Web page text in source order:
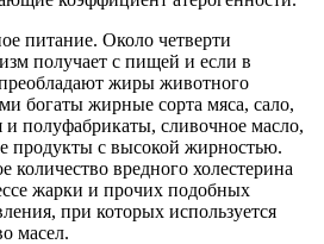
питание. Около четверти
получает с пищей и если в
жиры животного
богаты жирные сорта мяса, сало,
и полуфабрикаты, сливочное масло,
продукты с высокой жирностью.
количество вредного холестерина
жарки и прочих подобных
при которых используется
масел.